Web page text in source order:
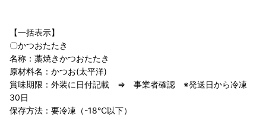
【一括表示】
〇かつおたたき
名称：藁焼きかつおたたき
原材料名：かつお(太平洋)
賞味期限：外装に日付記載 ⇒ 事業者確認 ※発送日から冷凍
30日
保存方法：要冷凍（-18℃以下）